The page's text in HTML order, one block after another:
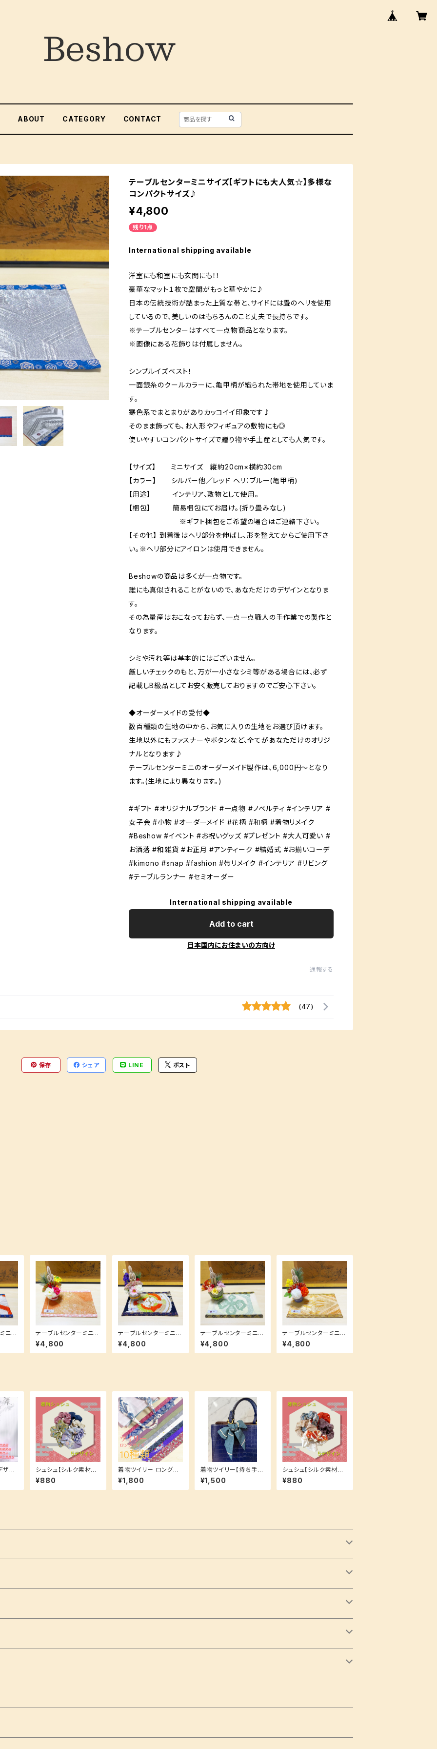
ABOUT CATEGORY CONTACT
テーブルセンターミニサイズ【ギフトにも大人気☆】多様な
コンパクトサイズ♪
¥4,800
残り1点
International shipping available
洋室にも和室にも玄関にも！！
豪華なマット１枚で空間がもっと華やかに♪
日本の伝統技術が詰まった上質な帯と、サイドには畳のヘリを使用
しているので、美しいのはもちろんのこと丈夫で長持ちです。
※テーブルセンターはすべて一点物商品となります。
※画像にある花飾りは付属しません。
シンプルイズベスト！
一面銀糸のクールカラーに、亀甲柄が織られた帯地を使用していま
す。
寒色系でまとまりがありカッコイイ印象です♪
そのまま飾っても、お人形やフィギュアの敷物にも◎
使いやすいコンパクトサイズで贈り物や手土産としても人気です。
【サイズ】 ミニサイズ 縦約20cm×横約30cm
【カラー】 シルバー他／レッド ヘリ：ブルー(亀甲柄)
【用途】 インテリア、敷物として使用。
【梱包】 簡易梱包にてお届け。(折り畳みなし)
※ギフト梱包をご希望の場合はご連絡下さい。
【その他】 到着後はヘリ部分を伸ばし、形を整えてからご使用下さ
い。※ヘリ部分にアイロンは使用できません。
Beshowの商品は多くが一点物です。
誰にも真似されることがないので、あなただけのデザインとなりま
す。
その為量産はおこなっておらず、一点一点職人の手作業での製作と
なります。
シミや汚れ等は基本的にはございません。
厳しいチェックのもと、万が一小さなシミ等がある場合には、必ず
記載しB級品としてお安く販売しておりますのでご安心下さい。
◆オーダーメイドの受付◆
数百種類の生地の中から、お気に入りの生地をお選び頂けます。
生地以外にもファスナーやボタンなど、全てがあなただけのオリジ
ナルとなります♪
テーブルセンターミニのオーダーメイド製作は、6,000円〜となり
ます。(生地により異なります。)
#ギフト #オリジナルブランド #一点物 #ノベルティ #インテリア #
女子会 #小物 #オーダーメイド #花柄 #和柄 #着物リメイク
#Beshow #イベント #お祝いグッズ #プレゼント #大人可愛い #
お洒落 #和雑貨 #お正月 #アンティーク #結婚式 #お揃いコーデ
#kimono #snap #fashion #帯リメイク #インテリア #リビング
#テーブルランナー #セミオーダー
International shipping available
Add to cart
日本国内にお住まいの方向け
通報する
(47)
保存 シェア LINE ポスト
ニサ
テーブルセンターミニサ
イズ【ギフトにも大人気
☆】多様なコンパクトサ
イズ♪
¥4,800
テーブルセンターミニサ
イズ【ギフトにも大人気
☆】多様なコンパクトサ
イズ♪
¥4,800
テーブルセンターミニサ
イズ【ギフトにも大人気
☆】多様なコンパクトサ
イズ♪
¥4,800
テーブルセンターミニサ
イズ【ギフトにも大人気
☆】多様なコンパクトサ
イズ♪
¥4,800
ザイ
ー付
シュシュ【シルク素材で
髪にも優しい！】ふんわ
りまとめ髪に♪
¥880
着物ツイリー ロングサ
イズ【持ち手に巻いて
も！スカーフやヘアアク
セとしても！】お揃いシリ
¥1,800
着物ツイリー【持ち手に
巻いても！スカーフやヘ
アアクセとしても！】お揃
いシリーズ♪ ブルー ラ
¥1,500
シュシュ【シルク素材で
髪にも優しい！】ふんわ
りまとめ髪に♪
¥880